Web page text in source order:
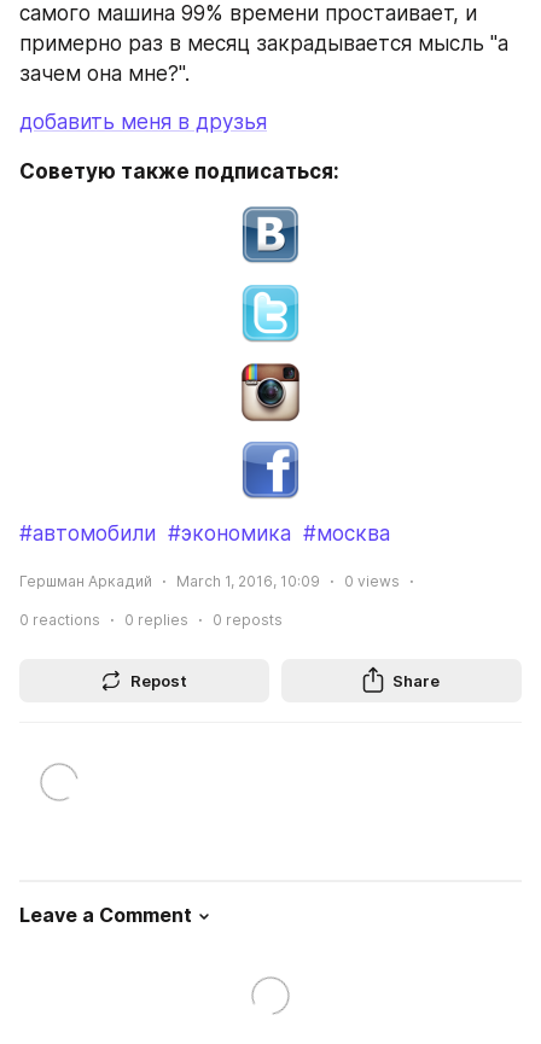
самого машина 99% времени простаивает, и
примерно раз в месяц закрадывается мысль "а
зачем она мне?".
добавить меня в друзья
Советую также подписаться:
#автомобили #экономика #москва
Гершман Аркадий March 1, 2016, 10:09 0 views
0 reactions 0 replies 0 reposts
Repost Share
Leave a Comment